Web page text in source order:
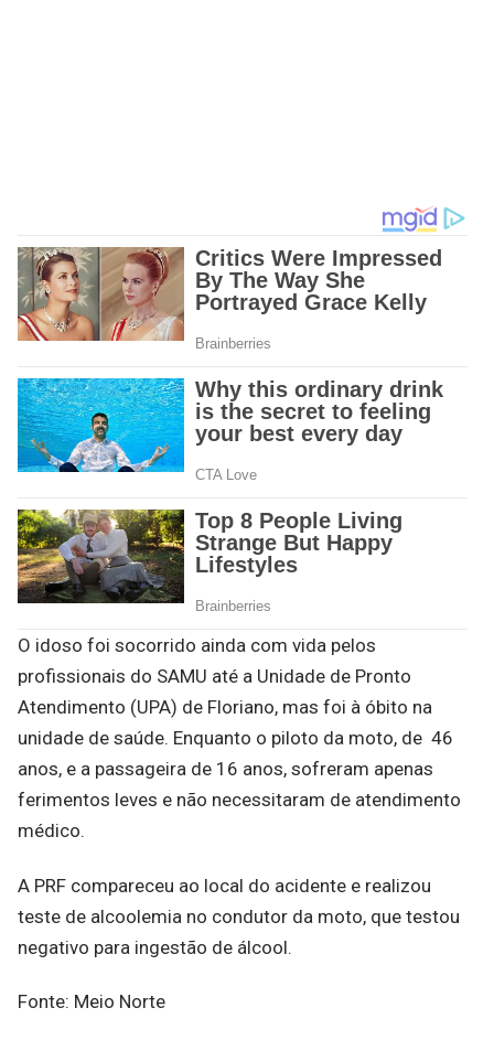
O idoso foi socorrido ainda com vida pelos
profissionais do SAMU até a Unidade de Pronto
Atendimento (UPA) de Floriano, mas foi à óbito na
unidade de saúde. Enquanto o piloto da moto, de 46
anos, e a passageira de 16 anos, sofreram apenas
ferimentos leves e não necessitaram de atendimento
médico.
A PRF compareceu ao local do acidente e realizou
teste de alcoolemia no condutor da moto, que testou
negativo para ingestão de álcool.
Fonte: Meio Norte